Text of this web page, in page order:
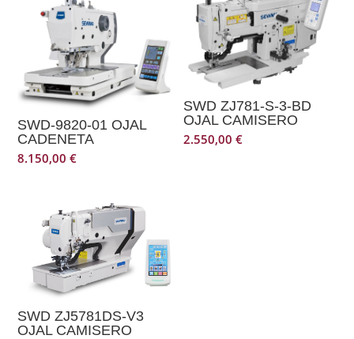
SWD-9820-01 OJAL
CADENETA
8.150,00€
SWD ZJ781-S-3-BD
OJAL CAMISERO
2.550,00€
SWD ZJ5781DS-V3
OJAL CAMISERO